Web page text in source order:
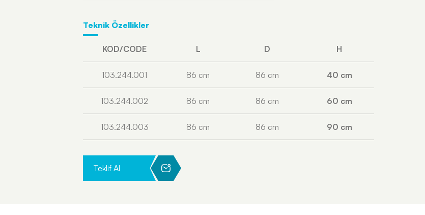
Teknik Özellikler
KOD/CODE L D H
103.244.001 86 cm 86 cm 40 cm
103.244.002 86 cm 86 cm 60 cm
103.244.003 86 cm 86 cm 90 cm
Teklif Al